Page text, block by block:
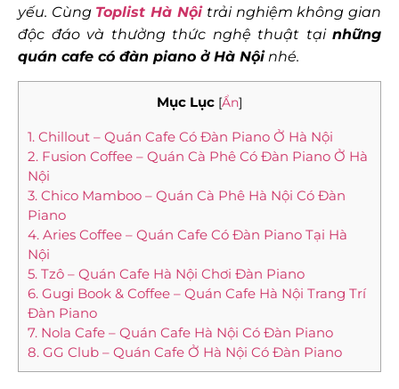
yếu. Cùng Toplist Hà Nội trải nghiệm không gian
độc đáo và thưởng thức nghệ thuật tại những
quán cafe có đàn piano ở Hà Nộinhé.
Mục Lục [Ẩn]
1. Chillout – Quán Cafe Có Đàn Piano Ở Hà Nội
2. Fusion Coffee – Quán Cà Phê Có Đàn Piano Ở Hà
Nội
3. Chico Mamboo – Quán Cà Phê Hà Nội Có Đàn
Piano
4. Aries Coffee – Quán Cafe Có Đàn Piano Tại Hà
Nội
5. Tzô – Quán Cafe Hà Nội Chơi Đàn Piano
6. Gugi Book & Coffee – Quán Cafe Hà Nội Trang Trí
Đàn Piano
7. Nola Cafe – Quán Cafe Hà Nội Có Đàn Piano
8. GG Club – Quán Cafe Ở Hà Nội Có Đàn Piano